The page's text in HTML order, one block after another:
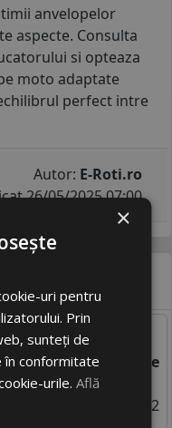
anvelopelor
aspecte. Consulta
si opteaza
moto adaptate
perfect intre
Autor: E-Roti.ro
26/05/2025 07:00
legale si de
vara cu anvelope de
07/11/2024 06:52
×
uri pentru
Prin
sunteți de
în conformitate
urile.Află